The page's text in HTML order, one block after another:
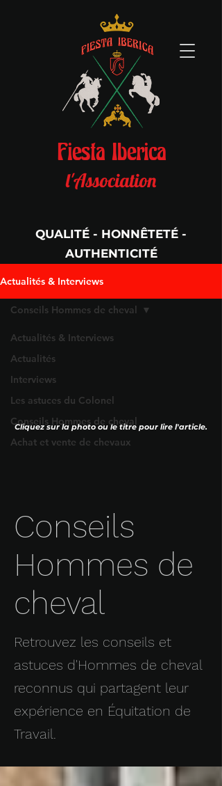
Fiesta Iberica
l'Association
Per Aspera Ad Astra
QUALITÉ - HONNÊTETÉ -
AUTHENTICITÉ
Actualités & Interviews
Actualités & Interviews
Actualités
Interviews
Les astuces du Colonel
Conseils Hommes de cheval
Achat et vente de chevaux
Conseils Hommes de cheval
Conseils
Hommes de
cheval
Retrouvez les conseils et
astuces d'Hommes de cheval
reconnus qui partagent leur
expérience en Équitation de
Travail.
Cliquez sur la photo ou le titre pour lire l'article.